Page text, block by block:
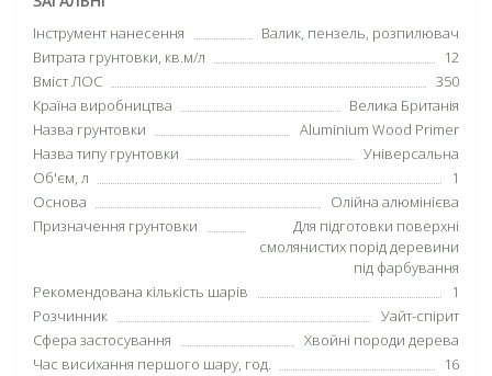
Інструмент нанесення
Валик, пензель, розпилювач
Витрата грунтовки, кв.м/л
12
Вміст ЛОС
350
Країна виробництва
Велика Британія
Назва грунтовки
Aluminium Wood Primer
Назва типу грунтовки
Універсальна
Об'єм, л
1
Основа
Олійна алюмінієва
Призначення грунтовки
Для підготовки поверхні
смолянистих порід деревини
під фарбування
Рекомендована кількість шарів
1
Розчинник
Уайт-спірит
Сфера застосування
Хвойні породи дерева
Час висихання першого шару, год.
16